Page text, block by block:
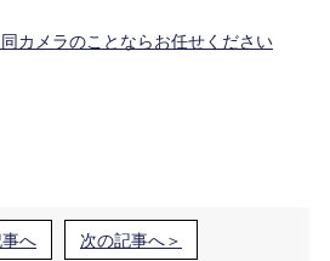
カメラのことならお任せください
へ 次の記事へ＞